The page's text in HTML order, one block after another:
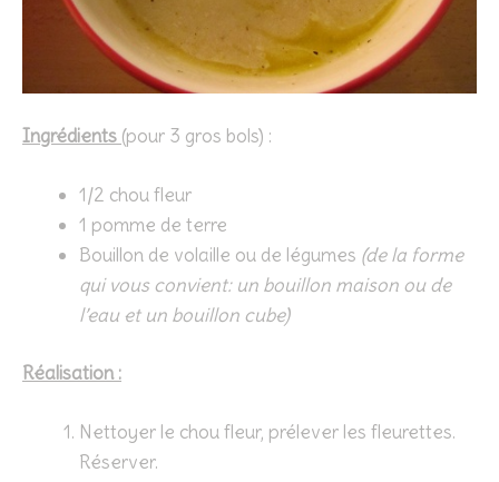
Ingrédients (pour 3 gros bols) :
1/2 chou fleur
1 pomme de terre
Bouillon de volaille ou de légumes (de la forme
qui vous convient: un bouillon maison ou de
l’eau et un bouillon cube)
Réalisation :
Nettoyer le chou fleur, prélever les fleurettes.
Réserver.